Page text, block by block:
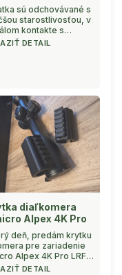
sú odchovávané s
starostlivosťou, v
kontakte s
a inými zvieratami.
DETAIL
diaľkomera
Alpex 4K Pro
deň, predám krytku
pre zariadenie
Alpex 4K Pro LRF.
-Krytka
DETAIL